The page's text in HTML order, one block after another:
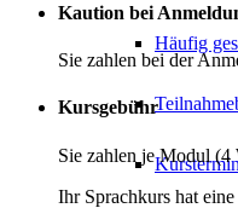
Häufig
Kaution bei
Sie zahlen bei der
Kursgebühr
Sie zahlen je Modul (4
Ihr Sprachkurs hat